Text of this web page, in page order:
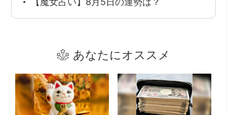
あなたにオススメ